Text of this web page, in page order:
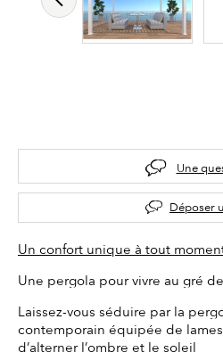
Une
Déposer
Un confort unique à tout
Une pergola pour vivre au gré
Laissez-vous séduire par la
contemporain équipée de
d’alterner l’ombre et le soleil